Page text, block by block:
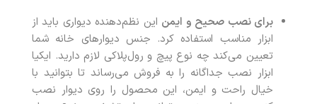
برای نصب صحیح و ایمن این نظم‌دهنده دیواری باید از
ابزار مناسب استفاده کرد. جنس دیوارهای خانه شما
تعیین می‌کند چه نوع پیچ و رول‌پلاکی لازم دارید. ایکیا
ابزار نصب جداگانه را به فروش می‌رساند تا بتوانید با
خیال راحت و ایمن، این محصول را روی دیوار نصب